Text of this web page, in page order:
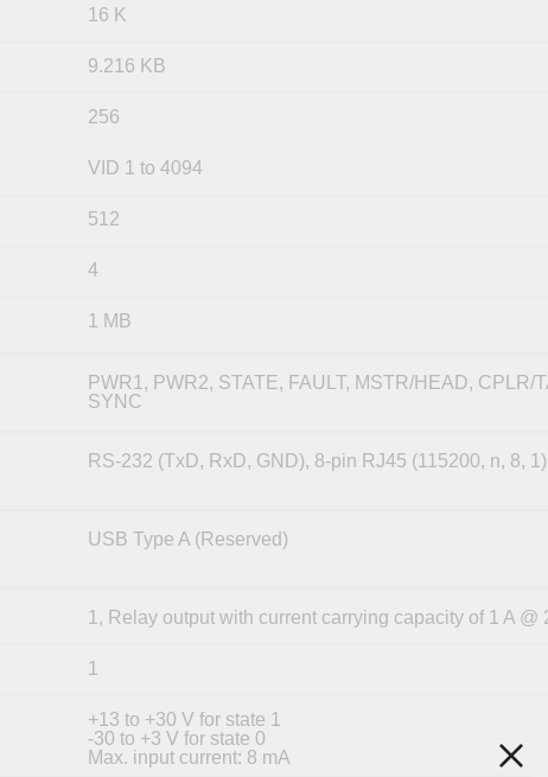
16 K
9.216 KB
256
VID 1 to 4094
512
4
1 MB
PWR1, PWR2, STATE, FAULT, MSTR/HEAD, CPLR/
SYNC
RS-232 (TxD, RxD, GND), 8-pin RJ45 (115200, n, 8, 1)
USB Type A (Reserved)
1, Relay output with current carrying capacity of 1 A @
1
+13 to +30 V for state 1
-30 to +3 V for state 0
Max. input current: 8 mA